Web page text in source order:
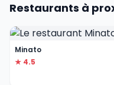
Restaurants à
Minato
★ 4.5